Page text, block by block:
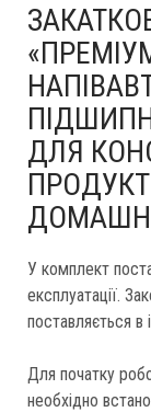
ДЛЯ
У комплект
експлуатації.
поставляється в
Для початку
необхідно